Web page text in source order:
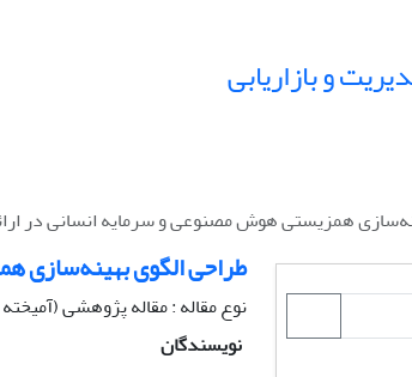
و بازاریابی
همزیستی هوش مصنوعی و سرمایه انسانی در
طراحی الگوی بهینه‌سازی
نوع مقاله : مقاله پژوهشی
نویسندگان